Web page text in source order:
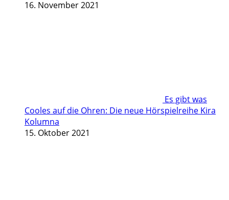
16. November 2021
Es gibt was
Cooles auf die Ohren: Die neue Hörspielreihe Kira
Kolumna
15. Oktober 2021